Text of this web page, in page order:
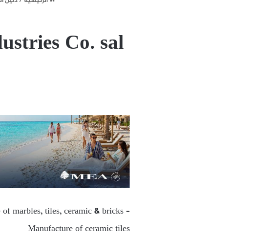
Co. sal
marbles, tiles, ceramic & bricks –
Manufacture of ceramic tiles